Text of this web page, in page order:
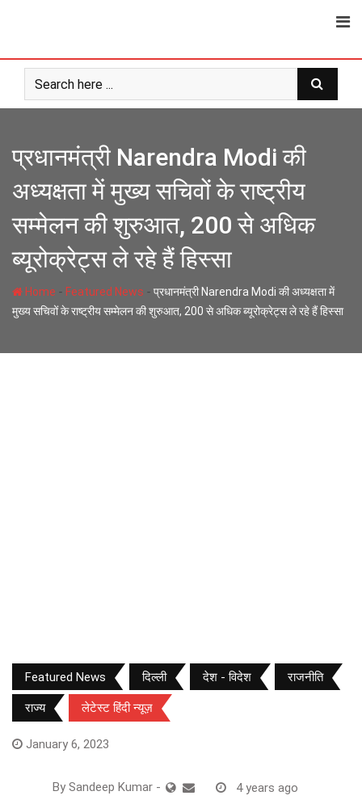
प्रधानमंत्री Narendra Modi की
अध्यक्षता में मुख्य सचिवों के राष्ट्रीय
सम्मेलन की शुरुआत, 200 से अधिक
ब्यूरोक्रेट्स ले रहे हैं हिस्सा
Home - Featured News - प्रधानमंत्री Narendra Modi की अध्यक्षता में
मुख्य सचिवों के राष्ट्रीय सम्मेलन की शुरुआत, 200 से अधिक ब्यूरोक्रेट्स ले रहे हैं हिस्सा
Featured News दिल्ली देश - विदेश राजनीति
राज्य लेटेस्ट हिंदी न्यूज़
January 6, 2023
By Sandeep Kumar - 4 years ago